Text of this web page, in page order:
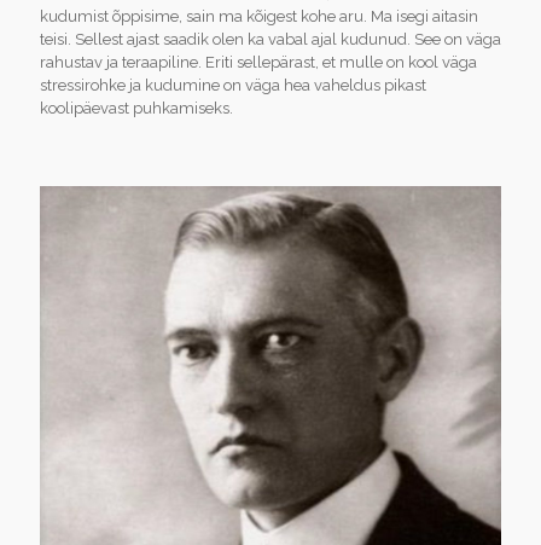
kudumist õppisime, sain ma kõigest kohe aru. Ma isegi aitasin
teisi. Sellest ajast saadik olen ka vabal ajal kudunud. See on väga
rahustav ja teraapiline. Eriti sellepärast, et mulle on kool väga
stressirohke ja kudumine on väga hea vaheldus pikast
koolipäevast puhkamiseks.